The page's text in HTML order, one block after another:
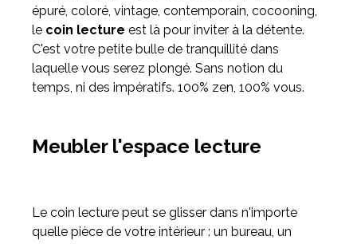
épuré, coloré, vintage, contemporain, cocooning,
le coin lecture est là pour inviter à la détente.
C'est votre petite bulle de tranquillité dans
laquelle vous serez plongé. Sans notion du
temps, ni des impératifs. 100% zen, 100% vous.
Meubler l'espace lecture
Le coin lecture peut se glisser dans n'importe
quelle pièce de votre intérieur : un bureau, un